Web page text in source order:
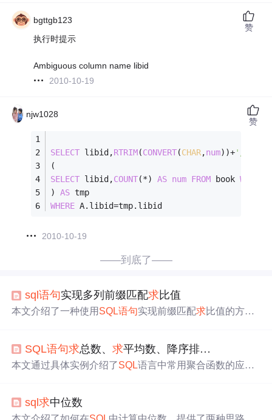
bgttgb123
执行时提示
Ambiguous column name libid
2010-10-19
赞
njw1028
SELECT libid,RTRIM(CONVERT(CHAR,num))+'/'
(
SELECT libid,COUNT(*) AS num FROM book WHERE
) AS tmp
WHERE A.libid=tmp.libid
2010-10-19
赞
——到底了——
sql语句实现多列前缀匹配求比值
本文介绍了一种使用 SQL语句实现前缀匹配求比值的方
SQL语句求总数、求平均数、降序排…
本文通过具体实例介绍了SQL语言中常用聚合函数的应
计算地区人口总数等。
sql求中位数